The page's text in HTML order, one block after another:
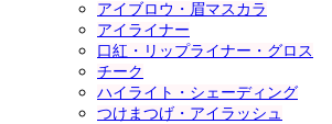
アイブロウ・眉マスカラ
アイライナー
口紅・リップライナー・グロス
チーク
ハイライト・シェーディング
つけまつげ・アイラッシュ